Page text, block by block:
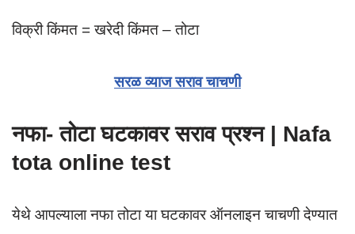
विक्री किंमत = खरेदी किंमत – तोटा
सरळ व्याज सराव चाचणी
नफा- तोटा घटकावर सराव प्रश्न | Nafa
tota online test
येथे आपल्याला नफा तोटा या घटकावर ऑनलाइन चाचणी देण्यात